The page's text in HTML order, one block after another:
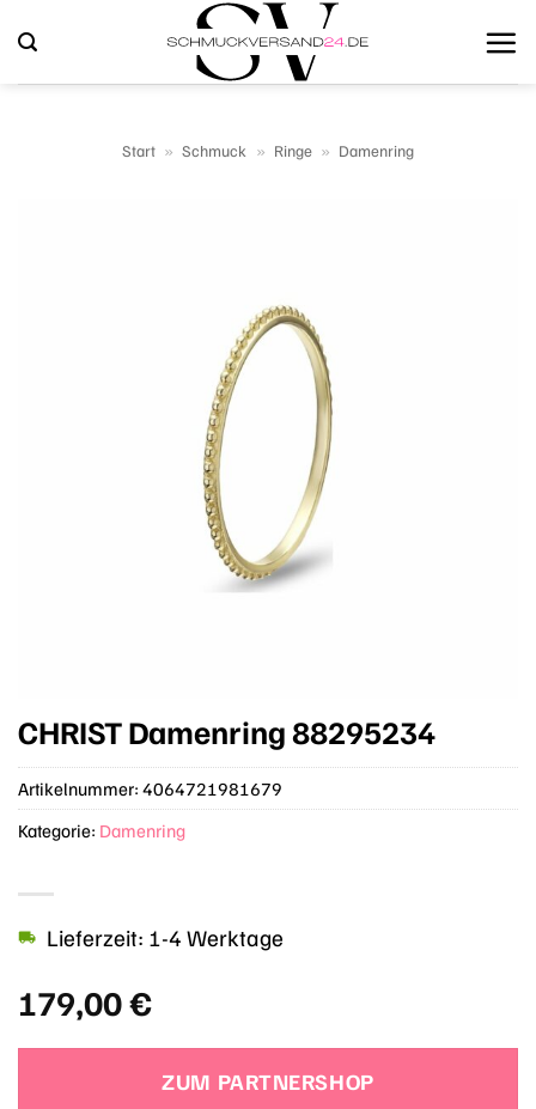
Inhalt
springen
Start » Schmuck » Ringe » Damenring
CHRIST Damenring 88295234
179,00€
Lieferzeit: 1-4 Werktage
ZUM PARTNERSHOP
Artikelnummer: 4064721981679
Kategorie: Damenring